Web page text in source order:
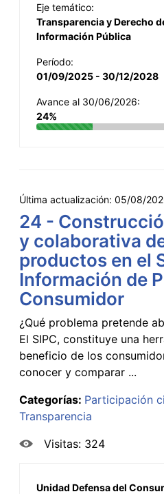
Eje temático:
Transparencia y Derecho
Información Pública
Período:
01/09/2025 - 30/12/2028
Avance al 30/06/2026:
24%
Última actualización: 05/08/
24 -
y colaborativa
productos en el
Información de
Consumidor
¿Qué problema pretende
El SIPC, constituye una
beneficio de los
conocer y comparar ...
Categorías: Participación
Transparencia
Visitas: 324
Unidad Defensa del